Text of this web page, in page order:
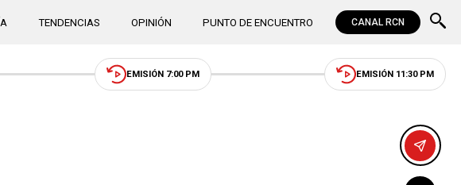
TENDENCIAS OPINIÓN PUNTO DE ENCUENTRO CANAL RCN
EMISIÓN 7:00 PM EMISIÓN 11:30 PM